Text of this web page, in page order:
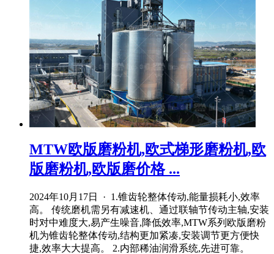
MTW欧版磨粉机,欧式梯形磨粉机,欧
版磨粉机,欧版磨价格 ...
2024年10月17日 · 1.锥齿轮整体传动,能量损耗小,效率
高。 传统磨机需另有减速机、通过联轴节传动主轴,安装
时对中难度大,易产生噪音,降低效率,MTW系列欧版磨粉
机为锥齿轮整体传动,结构更加紧凑,安装调节更方便快
捷,效率大大提高。 2.内部稀油润滑系统,先进可靠。